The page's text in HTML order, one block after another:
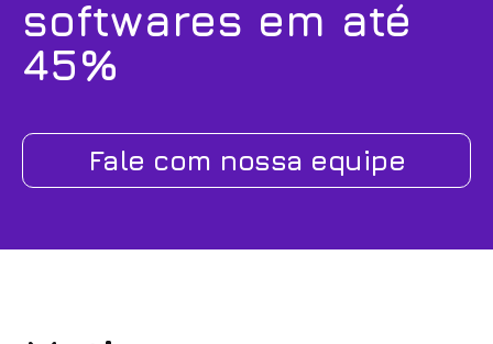
softwares em até
45%
Fale com nossa equipe